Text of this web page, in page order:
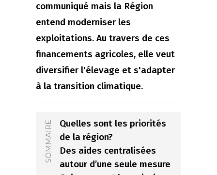
communiqué mais la Région
entend moderniser les
exploitations. Au travers de ces
financements agricoles, elle veut
diversifier l'élevage et s'adapter
à la transition climatique.
SOMMAIRE
Quelles sont les priorités
de la région?
Des aides centralisées
autour d’une seule mesure